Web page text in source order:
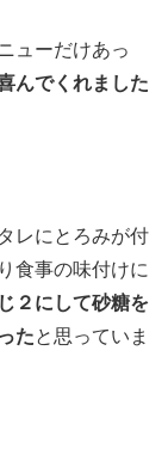
ューだけあっ
んでくれました
レにとろみが付
食事の味付けに
２にして砂糖を
たと思っていま